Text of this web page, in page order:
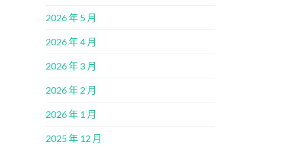
2026 年 5 月
2026 年 4 月
2026 年 3 月
2026 年 2 月
2026 年 1 月
2025 年 12 月